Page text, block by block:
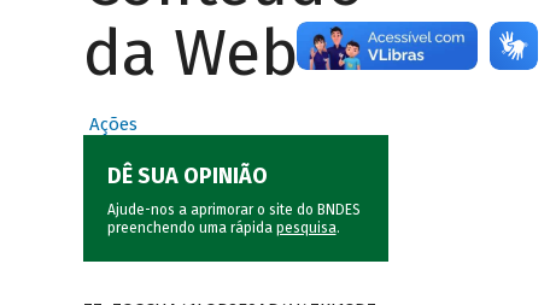
da Web
Ações
DÊ SUA OPINIÃO
Ajude-nos a aprimorar o site do BNDES
preenchendo uma rápida pesquisa.